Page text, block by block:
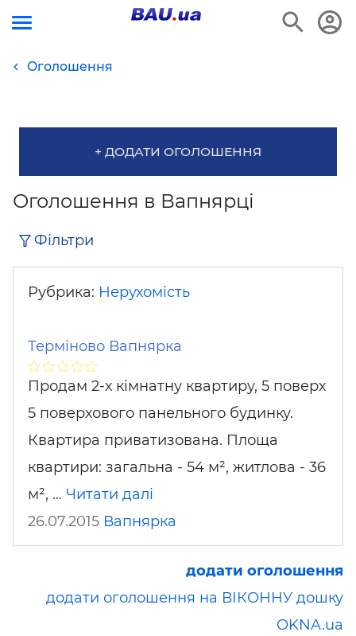
Оголошення
+ ДОДАТИ ОГОЛОШЕННЯ
Оголошення в Вапнярці
Фільтри
Рубрика: Нерухомість
Терміново Вапнярка
Продам 2-х кімнатну квартиру, 5 поверх
5 поверхового панельного будинку.
Квартира приватизована. Площа
квартири: загальна - 54 м², житлова - 36
м², … Читати далі
26.07.2015 Вапнярка
додати оголошення
додати оголошення на ВІКОННУ дошку
OKNA.ua